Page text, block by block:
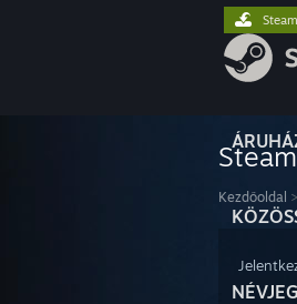
Kezdőoldal >